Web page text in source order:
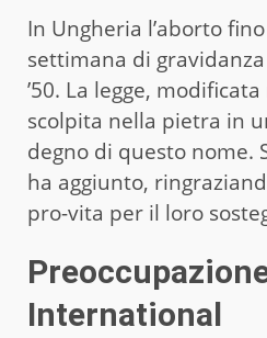
In Ungheria l’aborto
settimana di
’50. La legge,
scolpita nella pietra in
degno di questo nome.
ha aggiunto,
pro-vita per il loro
International